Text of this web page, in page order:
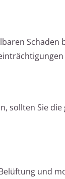
Schaden
sollten Sie die
und